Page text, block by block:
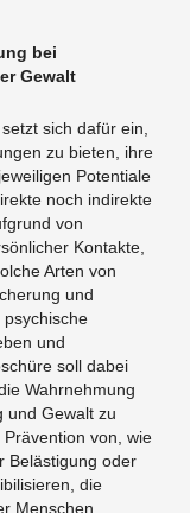
bei
Gewalt
sich dafür ein,
zu bieten, ihre
Potentiale
noch indirekte
von
Kontakte,
Arten von
und
und
soll dabei
Wahrnehmung
und Gewalt zu
von, wie
Belästigung oder
die
Menschen